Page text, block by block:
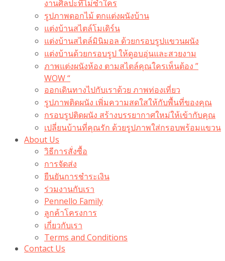
งานศิลปะที่ไม่ซ้ำใคร
รูปภาพดอกไม้ ตกแต่งผนังบ้าน
แต่งบ้านสไตล์โมเดิร์น
แต่งบ้านสไตล์มินิมอล ด้วยกรอบรูปแขวนผนัง
แต่งบ้านด้วยกรอบรูป ให้ดูอบอุ่นและสวยงาม
ภาพแต่งผนังห้อง ตามสไตล์คุณใครเห็นต้อง ”
WOW “
ออกเดินทางไปกับเราด้วย ภาพท่องเที่ยว
รูปภาพติดผนัง เพิ่มความสดใสให้กับพื้นที่ของคุณ
กรอบรูปติดผนัง สร้างบรรยากาศใหม่ให้เข้ากับคุณ
เปลี่ยนบ้านที่คุณรัก ด้วยรูปภาพใส่กรอบพร้อมแขวน​
About Us
วิธีการสั่งซื้อ
การจัดส่ง
ยืนยันการชำระเงิน
ร่วมงานกับเรา
Pennello Family
ลูกค้าโครงการ
เกี่ยวกับเรา
Terms and Conditions
Contact Us